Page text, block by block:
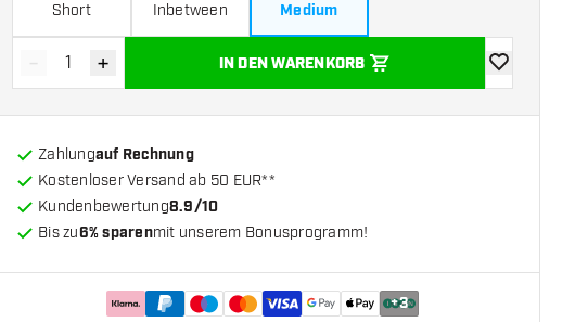
Short Inbetween Medium
Menge verringern
- Menge erhöhen
+ IN DEN WARENKORB
Zur
Zahlungauf Rechnung
Kostenloser Versand ab 50 EUR**
Kundenbewertung8.9/10
Bis zu6% sparenmit unserem Bonusprogramm!
+3